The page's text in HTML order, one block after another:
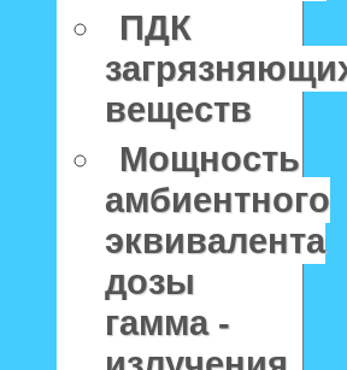
ПДК
веществ
Мощность
амбиентного
эквивалента
дозы
гамма -